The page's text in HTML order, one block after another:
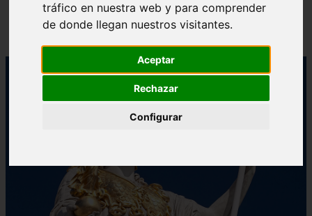
tráfico en nuestra web y para comprender
de donde llegan nuestros visitantes.
Aceptar
Rechazar
Configurar
Diosa Hera: características, atributos, culto,
historia…